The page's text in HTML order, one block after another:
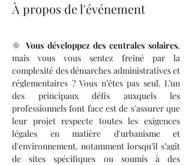
À propos de l'événement
🌞 Vous développez des centrales solaires,
mais vous vous sentez freiné par la
complexité des démarches administratives et
réglementaires ? Vous n’êtes pas seul. L’un
des principaux défis auxquels les
professionnels font face est de s'assurer que
leur projet respecte toutes les exigences
légales en matière d'urbanisme et
d'environnement, notamment lorsqu’il s’agit
de sites spécifiques ou soumis à des